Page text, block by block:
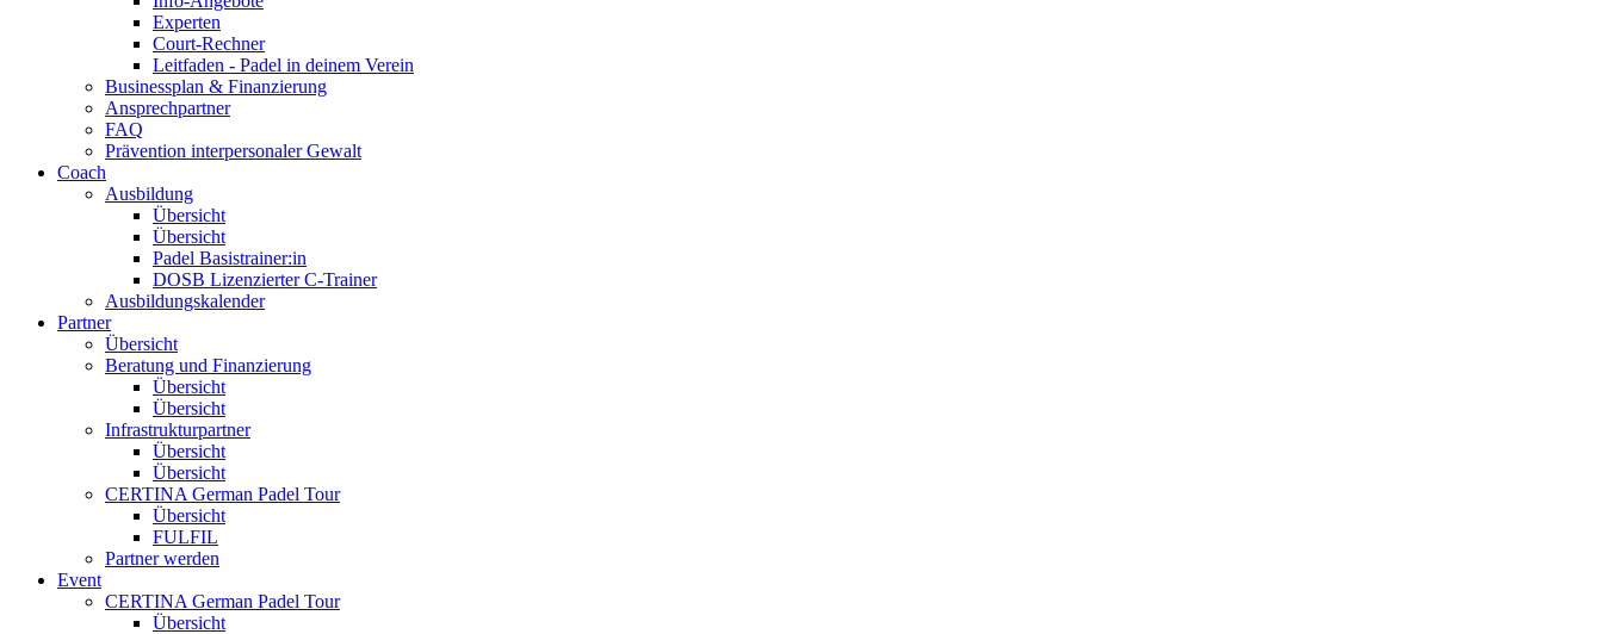
Experten
Court-Rechner
Leitfaden - Padel in deinem Verein
Businessplan & Finanzierung
Ansprechpartner
FAQ
Prävention interpersonaler Gewalt
Coach
Ausbildung
Übersicht
Übersicht
Padel Basistrainer:in
DOSB Lizenzierter C-Trainer
Ausbildungskalender
Partner
Übersicht
Beratung und Finanzierung
Übersicht
Übersicht
Infrastrukturpartner
Übersicht
Übersicht
CERTINA German Padel Tour
Übersicht
FULFIL
Partner werden
Event
CERTINA German Padel Tour
Übersicht